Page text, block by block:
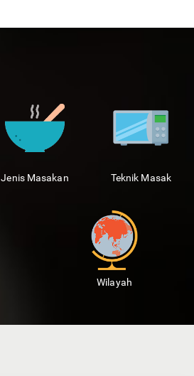
Jenis Masakan Teknik Masak
Wilayah